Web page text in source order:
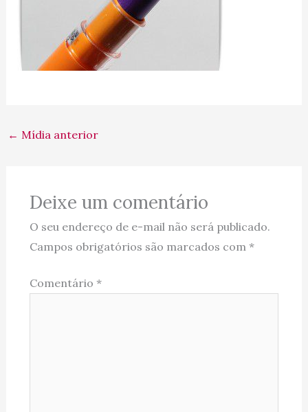
← Mídia anterior
Deixe um comentário
O seu endereço de e-mail não será publicado.
Campos obrigatórios são marcados com *
Comentário *